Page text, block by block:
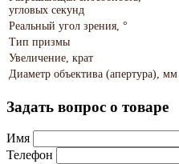
угловых секунд
Реальный угол зрения, °
Тип призмы
Увеличение, крат
Диаметр объектива (апертура), мм
Задать вопрос о товаре
Имя
Телефон